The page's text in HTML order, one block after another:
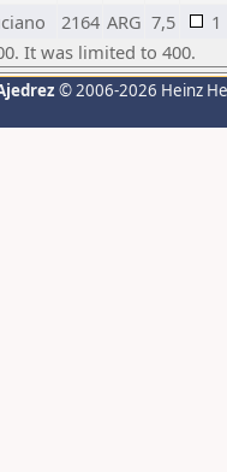
2164 ARG 7,5
1
It was limited to 400.
© 2006-2026 Heinz